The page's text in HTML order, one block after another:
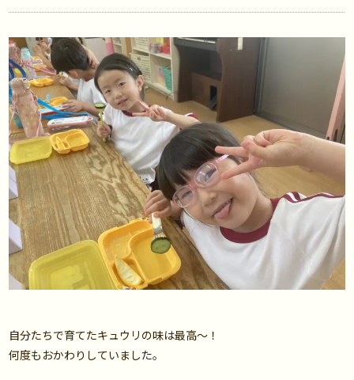
自分たちで育てたキュウリの味は最高〜！
何度もおかわりしていました。